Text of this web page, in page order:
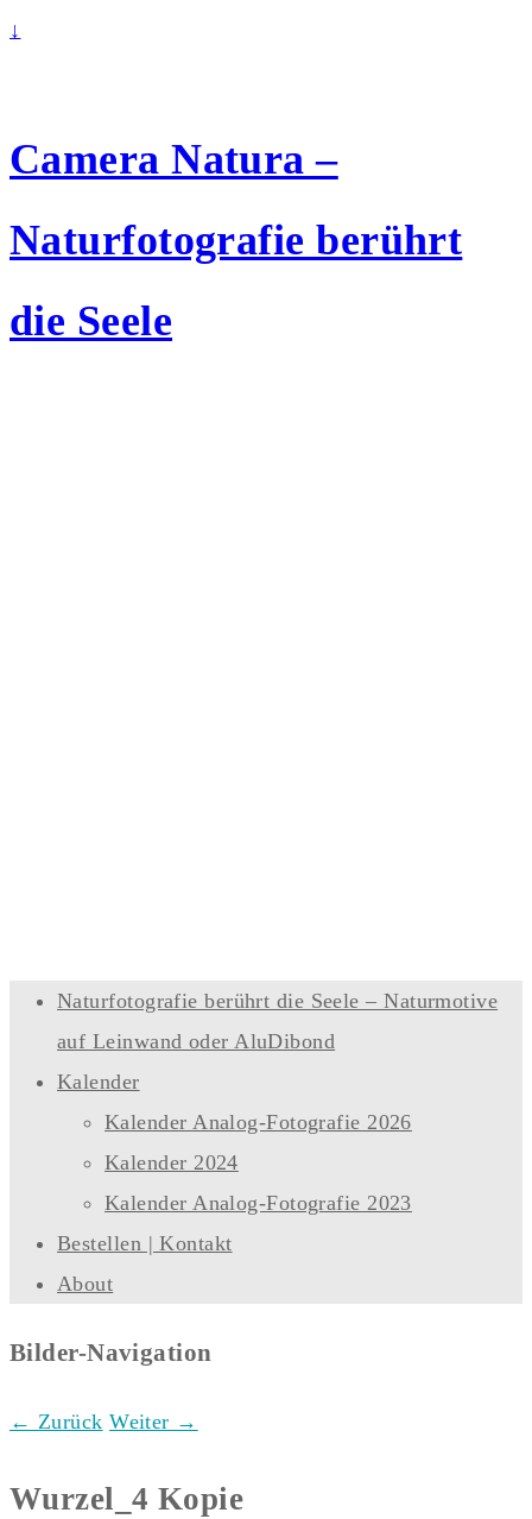
↓
Camera Natura –
Naturfotografie berührt
die Seele
Naturfotografie berührt die Seele – Naturmotive
auf Leinwand oder AluDibond
Kalender
Kalender Analog-Fotografie 2026
Kalender 2024
Kalender Analog-Fotografie 2023
Bestellen | Kontakt
About
Bilder-Navigation
← Zurück Weiter →
Wurzel_4 Kopie